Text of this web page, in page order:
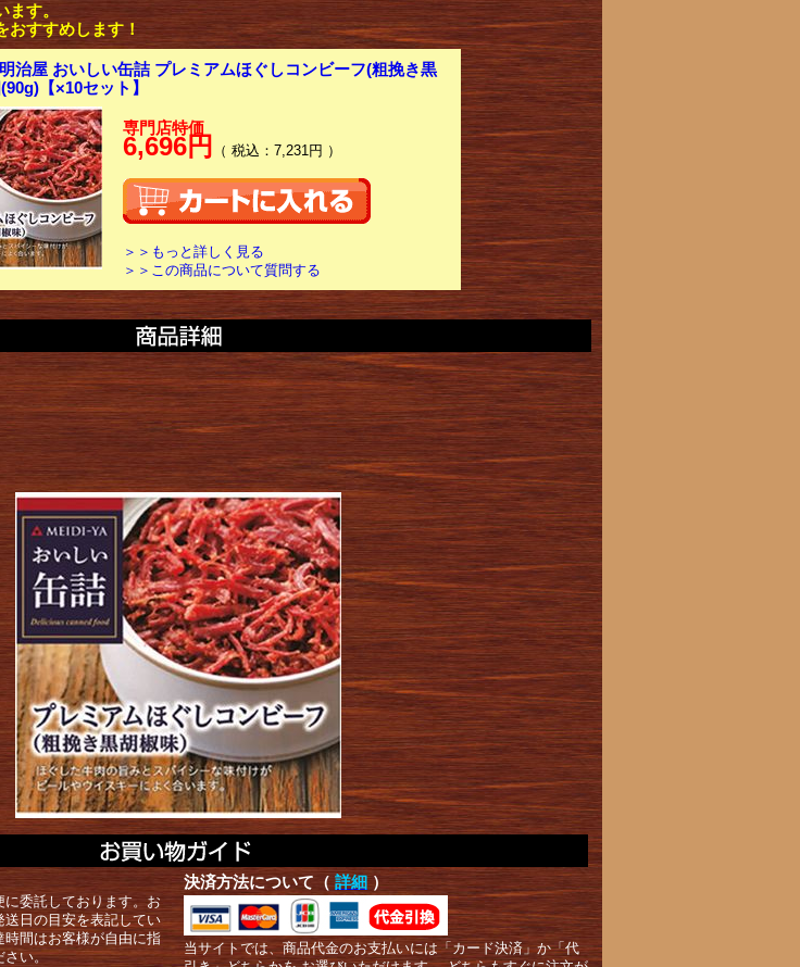
す。
すすめします！
明治屋 おいしい缶詰 プレミアムほぐしコンビーフ(粗挽き黒
【×10セット】
専門店特価
6,696円 （ 税込：7,231円 ）
＞＞もっと詳しく見る
＞＞この商品について質問する
委託しております。お
日の目安を表記してい
間はお客様が自由に指
さい。
決済方法について（ 詳細 ）
当サイトでは、商品代金のお支払いには「カード決済」か「代